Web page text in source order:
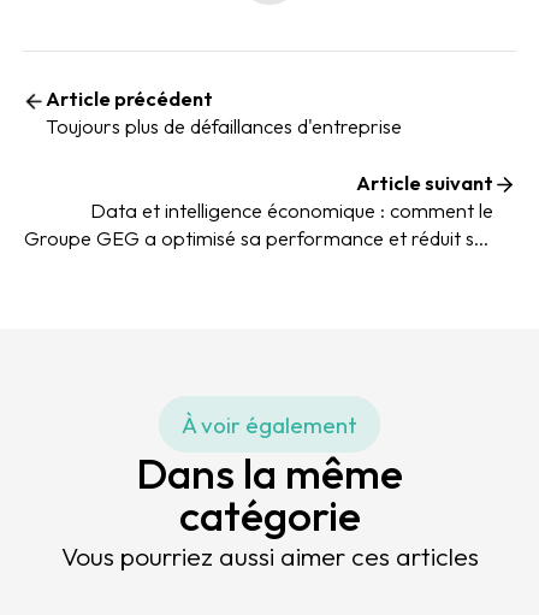
Article précédent
Toujours plus de défaillances d'entreprise
Article suivant
Data et intelligence économique : comment le
Groupe GEG a optimisé sa performance et réduit ses
À voir également
Dans la même
catégorie
Vous pourriez aussi aimer ces articles